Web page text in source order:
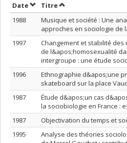
DateTrier par date en ordre
TitreTrier par titre en
1988
Musique et société : Une
approches en sociologie de
1997
Changement et stabilité
de l&apos;homosexualité
intergroupe : une étude
1996
Ethnographie d&apos;une
skateboard sur la place
1987
Étude d&apos;un cas
la sociobiologie en France :
1987
Objectivation du temps et
1995
Analyse des théories